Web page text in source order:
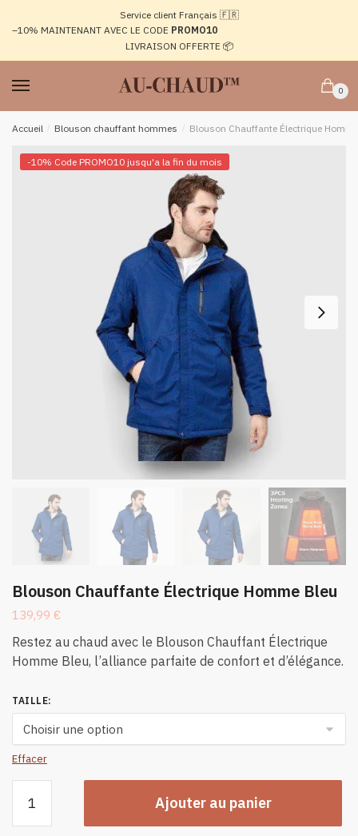
navigation
Service client Français 🇫🇷
–10% MAINTENANT AVEC LE CODE PROMO10
LIVRAISON OFFERTE 📦
0
Accueil / Blouson chauffant hommes / Blouson Chauffante Électrique
-10% Code PROMO10 jusqu'a la fin du mois
Blouson Chauffante Électrique Homme Bleu
139,99 €
Restez au chaud avec le Blouson Chauffant Électrique
Homme Bleu, l’alliance parfaite de confort et d’élégance.
TAILLE:
Effacer
Blouson
Ajouter au panier